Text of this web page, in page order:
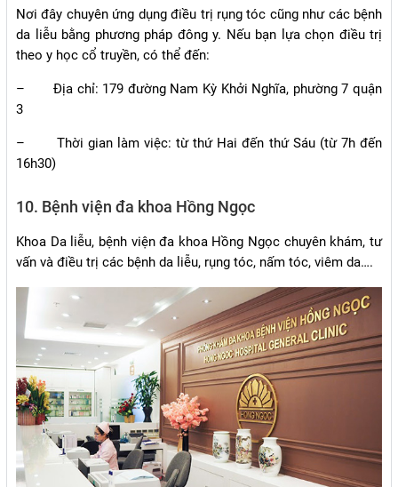
Nơi đây chuyên ứng dụng điều trị rụng tóc cũng như các bệnh
da liễu bằng phương pháp đông y. Nếu bạn lựa chọn điều trị
theo y học cổ truyền, có thể đến:
–
Địa chỉ: 179 đường Nam Kỳ Khởi Nghĩa, phường 7 quận
3
–
Thời gian làm việc: từ thứ Hai đến thứ Sáu (từ 7h đến
16h30)
10. Bệnh viện đa khoa Hồng Ngọc
Khoa Da liễu, bệnh viện đa khoa Hồng Ngọc chuyên khám, tư
vấn và điều trị các bệnh da liễu, rụng tóc, nấm tóc, viêm da….